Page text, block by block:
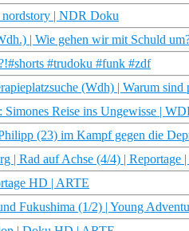
| NDR Doku
| Wie gehen wir mit Schuld
#trudoku #funk #zdf
(Wdh) | Warum
Reise ins Ungewisse |
(23) im Kampf gegen die
| Rad auf Achse (4/4) | Reportage
HD | ARTE
Fukushima (1/2) | Young